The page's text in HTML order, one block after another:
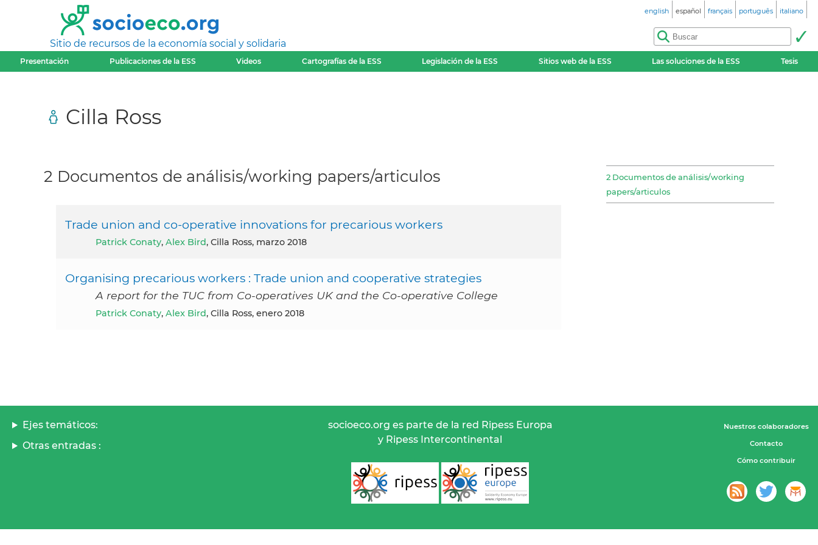
Sitio de recursos de la economía social y solidaria
english español français português italiano
Presentación Publicaciones de la ESS Videos Cartografías de la ESS Legislación de la ESS Sitios web de la ESS Las soluciones de la ESS Tesis
Cilla Ross
2 Documentos de análisis/working
papers/articulos
2 Documentos de análisis/working papers/articulos
Trade union and co-operative innovations for precarious workers
Patrick Conaty, Alex Bird, Cilla Ross, marzo 2018
Organising precarious workers : Trade union and cooperative strategies
A report for the TUC from Co-operatives UK and the Co-operative College
Patrick Conaty, Alex Bird, Cilla Ross, enero 2018
Ejes temáticos:
Otras entradas :
socioeco.org es parte de la red Ripess Europa
y Ripess Intercontinental
Nuestros colaboradores
Contacto
Cómo contribuir